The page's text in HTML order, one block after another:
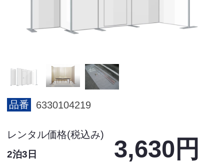
品番 6330104219
レンタル価格(税込み)
2泊3日 3,630円